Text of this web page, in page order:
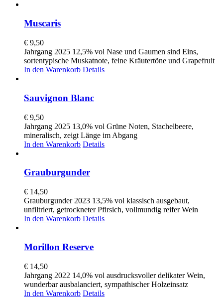
Muscaris
€ 9,50
Jahrgang 2025 12,5% vol Nase und Gaumen sind Eins,
sortentypische Muskatnote, feine Kräutertöne und Grapefruit
In den Warenkorb Details
Sauvignon Blanc
€ 9,50
Jahrgang 2025 13,0% vol Grüne Noten, Stachelbeere,
mineralisch, zeigt Länge im Abgang
In den Warenkorb Details
Grauburgunder
€ 14,50
Grauburgunder 2023 13,5% vol klassisch ausgebaut,
unfiltriert, getrockneter Pfirsich, vollmundig reifer Wein
In den Warenkorb Details
Morillon Reserve
€ 14,50
Jahrgang 2022 14,0% vol ausdrucksvoller delikater Wein,
wunderbar ausbalanciert, sympathischer Holzeinsatz
In den Warenkorb Details